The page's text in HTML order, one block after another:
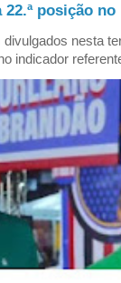
22.ª posição
nesta
indicador